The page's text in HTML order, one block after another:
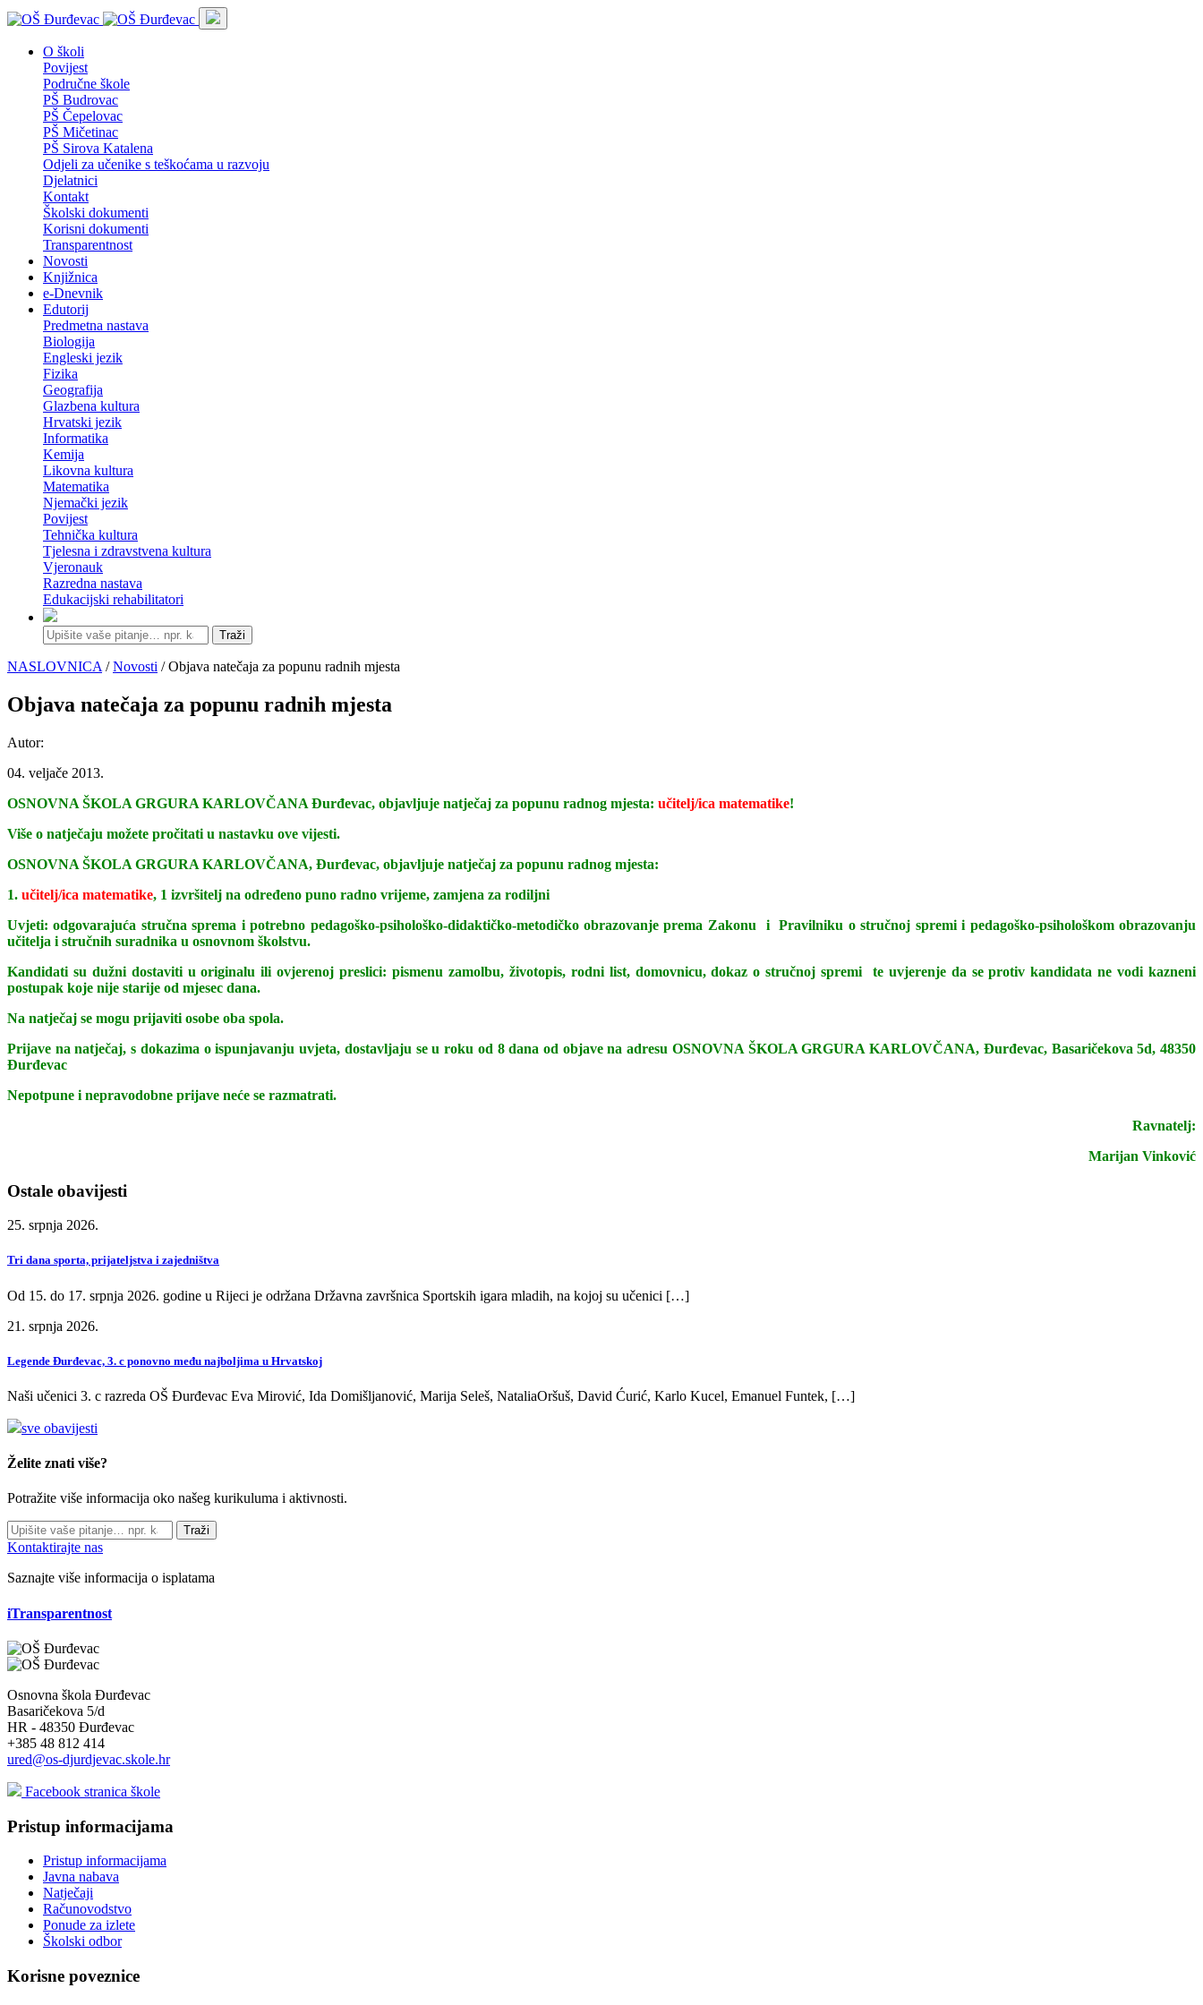
O školi
Povijest
Područne škole
PŠ Budrovac
PŠ Čepelovac
PŠ Mičetinac
PŠ Sirova Katalena
Odjeli za učenike s teškoćama u razvoju
Djelatnici
Kontakt
Školski dokumenti
Korisni dokumenti
Transparentnost
Novosti
Knjižnica
e-Dnevnik
Edutorij
Predmetna nastava
Biologija
Engleski jezik
Fizika
Geografija
Glazbena kultura
Hrvatski jezik
Informatika
Kemija
Likovna kultura
Matematika
Njemački jezik
Povijest
Tehnička kultura
Tjelesna i zdravstvena kultura
Vjeronauk
Razredna nastava
Edukacijski rehabilitatori
Traži
NASLOVNICA /Novosti / Objava natečaja za popunu radnih mjesta
Objava natečaja za popunu radnih mjesta
Autor:
04. veljače 2013.
OSNOVNA ŠKOLA GRGURA KARLOVČANA Đurđevac, objavljuje natječaj za popunu radnog mjesta: učitelj/ica matematike!
Više o natječaju možete pročitati u nastavku ove vijesti.
OSNOVNA ŠKOLA GRGURA KARLOVČANA, Đurđevac, objavljuje natječaj za popunu radnog mjesta:
1. učitelj/ica matematike, 1 izvršitelj na određeno puno radno vrijeme, zamjena za rodiljni
Uvjeti: odgovarajuća stručna sprema i potrebno pedagoško-psihološko-didaktičko-metodičko obrazovanje prema Zakonu i Pravilniku o stručnoj spremi i pedagoško-psihološkom obrazovanju
učitelja i stručnih suradnika u osnovnom školstvu.
Kandidati su dužni dostaviti u originalu ili ovjerenoj preslici: pismenu zamolbu, životopis, rodni list, domovnicu, dokaz o stručnoj spremi te uvjerenje da se protiv kandidata ne vodi kazneni
postupak koje nije starije od mjesec dana.
Na natječaj se mogu prijaviti osobe oba spola.
Prijave na natječaj, s dokazima o ispunjavanju uvjeta, dostavljaju se u roku od 8 dana od objave na adresu OSNOVNA ŠKOLA GRGURA KARLOVČANA, Đurđevac, Basaričekova 5d, 48350
Đurđevac
Nepotpune i nepravodobne prijave neće se razmatrati.
Ravnatelj:
Marijan Vinković
Ostale obavijesti
25. srpnja 2026.
Tri dana sporta, prijateljstva i zajedništva
Od 15. do 17. srpnja 2026. godine u Rijeci je održana Državna završnica Sportskih igara mladih, na kojoj su učenici […]
21. srpnja 2026.
Legende Đurđevac, 3. c ponovno među najboljima u Hrvatskoj
Naši učenici 3. c razreda OŠ Đurđevac Eva Mirović, Ida Domišljanović, Marija Seleš, NataliaOršuš, David Ćurić, Karlo Kucel, Emanuel Funtek, […]
sve obavijesti
Želite znati više?
Potražite više informacija oko našeg kurikuluma i aktivnosti.
Traži
Kontaktirajte nas
Saznajte više informacija o isplatama
iTransparentnost
Osnovna škola Đurđevac
Basaričekova 5/d
HR - 48350 Đurđevac
+385 48 812 414
ured@os-djurdjevac.skole.hr
Facebook stranica škole
Pristup informacijama
Pristup informacijama
Javna nabava
Natječaji
Računovodstvo
Ponude za izlete
Školski odbor
Korisne poveznice